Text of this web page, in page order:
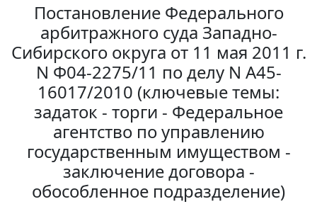
Постановление Федерального
арбитражного суда Западно-
Сибирского округа от 11 мая 2011 г.
N Ф04-2275/11 по делу N А45-
16017/2010 (ключевые темы:
задаток - торги - Федеральное
агентство по управлению
государственным имуществом -
заключение договора -
обособленное подразделение)